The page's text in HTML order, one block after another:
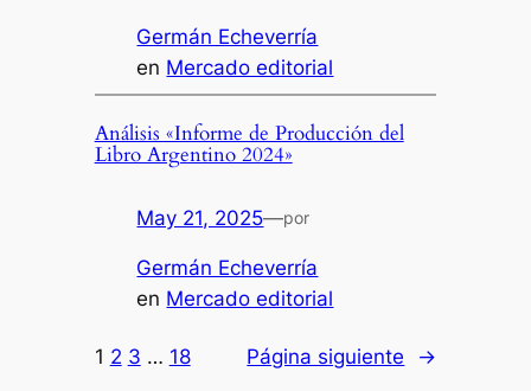
Germán Echeverría
en Mercado editorial
Análisis «Informe de Producción del
Libro Argentino 2024»
May 21, 2025—por
Germán Echeverría
en Mercado editorial
1 2 3 … 18 Página siguiente →